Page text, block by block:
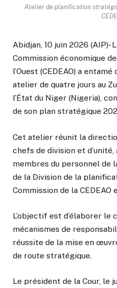
Atelier de planification
Abidjan, 10 juin 2026 (AIP)-
Commission économique
l’Ouest (CEDEAO) a
atelier de quatre jours au
l’État du Niger (Nigeria),
de son plan stratégique
Cet atelier réunit la
chefs de division et
membres du personnel de
de la Division de la
Commission de la
L’objectif est d’élaborer le
mécanismes de
réussite de la mise en
de route stratégique.
Le président de la Cour, le